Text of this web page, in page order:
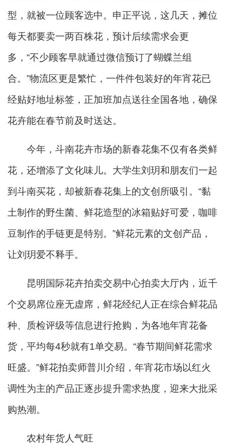
型，就被一位顾客选中。申正平说，这几天，摊位
每天都要卖一两百株花，预计后续需求会更
多，“不少顾客早就通过微信预订了蝴蝶兰组
合。”物流区更是繁忙，一件件包装好的年宵花已
经贴好地址标签，正加班加点送往全国各地，确保
花卉能在春节前及时送达。
今年，斗南花卉市场的新春花集不仅有各类鲜
花，还增添了文化味儿。大学生刘玥和朋友们一起
到斗南买花，却被新春花集上的文创所吸引。“黏
土制作的野生菌、鲜花造型的冰箱贴好可爱，咖啡
豆制作的手链更是特别。”鲜花元素的文创产品，
让刘玥爱不释手。
昆明国际花卉拍卖交易中心拍卖大厅内，近千
个交易席位座无虚席，鲜花经纪人正在综合鲜花品
种、质检评级等信息进行抢购，为各地年宵花备
货，平均每4秒就有1单交易。“春节期间鲜花需求
旺盛。”鲜花拍卖师普川介绍，年宵花市场以红火
调性为主的产品正逐步提升需求热度，迎来大批采
购热潮。
农村年货人气旺